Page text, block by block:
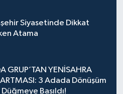
Siyasetinde Dikkat
Atama
GRUP’TAN YENİSAHRA
3 Adada Dönüşüm
Düğmeye Basıldı!